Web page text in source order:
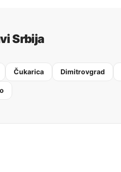
Srbija
Čukarica Dimitrovgrad